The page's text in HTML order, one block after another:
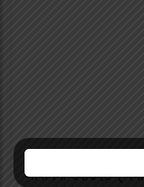
जापानमा उदाउँदैछन्